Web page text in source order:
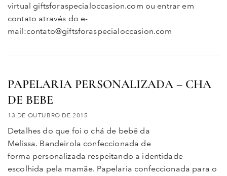
virtual giftsforaspecialoccasion.com ou entrar em
contato através do e-
mail:contato@giftsforaspecialoccasion.com
PAPELARIA PERSONALIZADA – CHA
DE BEBE
13 DE OUTUBRO DE 2015
Detalhes do que foi o chá de bebê da
Melissa. Bandeirola confeccionada de
forma personalizada respeitando a identidade
escolhida pela mamãe. Papelaria confeccionada para o